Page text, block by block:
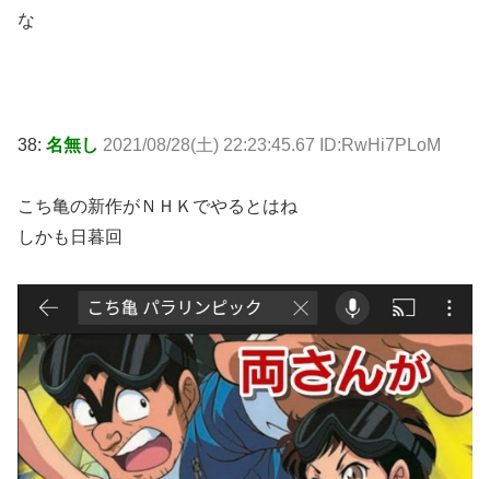
な
38: 名無し 2021/08/28(土) 22:23:45.67 ID:RwHi7PLoM
こち亀の新作がＮＨＫでやるとはね
しかも日暮回